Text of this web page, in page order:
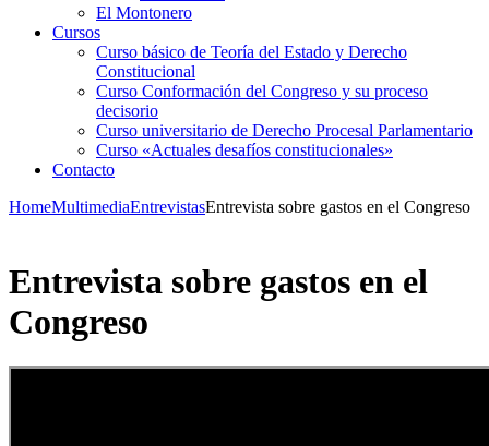
El Montonero
Cursos
Curso básico de Teoría del Estado y Derecho
Constitucional
Curso Conformación del Congreso y su proceso
decisorio
Curso universitario de Derecho Procesal Parlamentario
Curso «Actuales desafíos constitucionales»
Contacto
HomeMultimediaEntrevistasEntrevista sobre gastos en el Congreso
Entrevista sobre gastos en el
Congreso